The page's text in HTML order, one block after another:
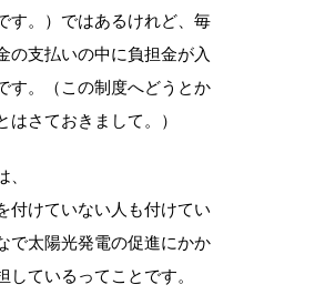
す。）ではあるけれど、毎
の支払いの中に負担金が入
す。（この制度へどうとか
はさておきまして。）
付けていない人も付けてい
で太陽光発電の促進にかか
しているってことです。